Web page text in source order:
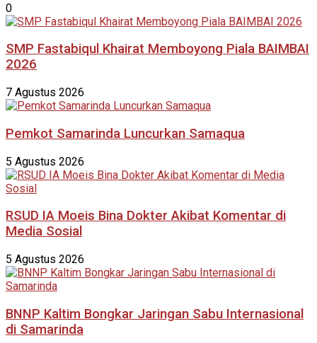
0
SMP Fastabiqul Khairat Memboyong Piala BAIMBAI
2026
7 Agustus 2026
Pemkot Samarinda Luncurkan Samaqua
5 Agustus 2026
RSUD IA Moeis Bina Dokter Akibat Komentar di
Media Sosial
5 Agustus 2026
BNNP Kaltim Bongkar Jaringan Sabu Internasional
di Samarinda